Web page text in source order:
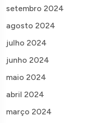
setembro 2024
agosto 2024
julho 2024
junho 2024
maio 2024
abril 2024
março 2024